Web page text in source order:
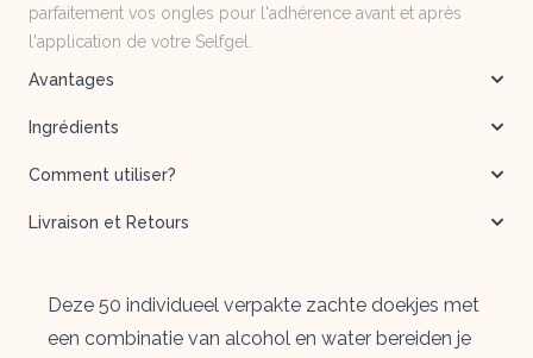
parfaitement vos ongles pour l'adhérence avant et après
l'application de votre Selfgel.
Avantages
Ingrédients
Comment utiliser?
Livraison et Retours
Deze 50 individueel verpakte zachte doekjes met
een combinatie van alcohol en water bereiden je